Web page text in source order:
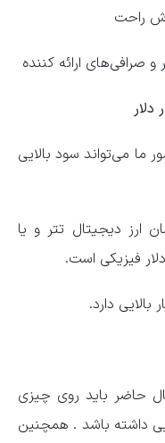
راحت
ارائه کننده
دلار
ما می‌تواند سود بالایی
دیجیتال تتر و یا
فیزیکی است.
دارد.
حاضر باید روی چیزی
داشته باشد . همچنین